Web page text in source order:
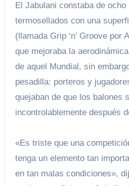
El Jabulani constaba de ocho
termosellados con una
(llamada Grip ‘n’ Groove por
que mejoraba la
de aquel Mundial, sin
pesadilla: porteros y
quejaban de que los balones
incontrolablemente después
«Es triste que una
tenga un elemento tan
en tan malas condiciones»,